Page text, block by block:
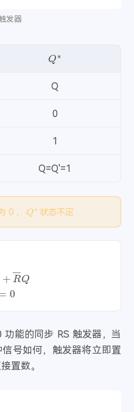
发器
Q ∗
Q
0
1
Q=Q'=1
0 ， Q
∗ 状态不定
―Q
0
能的同步 RS 触发器，当
号如何，触发器将立即置
置数。